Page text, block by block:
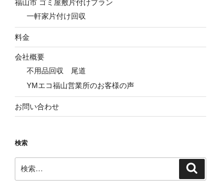
福山市 ゴミ屋敷片付けプラン
一軒家片付け回収
料金
会社概要
不用品回収 尾道
YMエコ福山営業所のお客様の声
お問い合わせ
検索
索: